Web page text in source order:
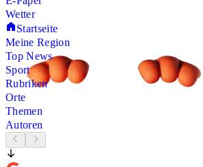
Wetter
Startseite
Meine Region
Top News
Sport
Rubriken
Orte
Themen
Autoren